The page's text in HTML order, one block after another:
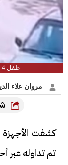
طفل 4 سنوات مصاب بكدمات بعد اعتداء عاطل
مروان علاء
كشفت الأجهزة
تم تداوله عبر